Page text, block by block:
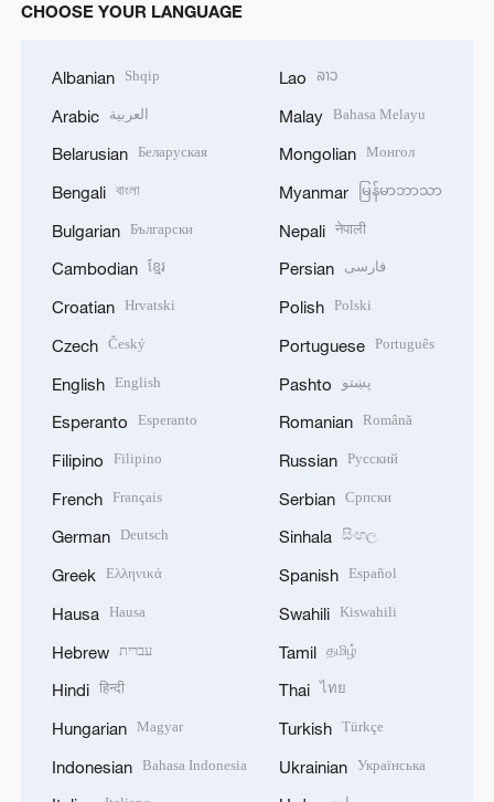
CHOOSE YOUR LANGUAGE
Albanian Shqip
Arabic العربية
Belarusian Беларуская
Bengali বাংলা
Bulgarian Български
Cambodian ខ្មែរ
Croatian Hrvatski
Czech Český
English English
Esperanto Esperanto
Filipino Filipino
French Français
German Deutsch
Greek Ελληνικά
Hausa Hausa
Hebrew עברית
Hindi हिन्दी
Hungarian Magyar
Indonesian Bahasa Indonesia
Lao ລາວ
Malay Bahasa Melayu
Mongolian Монгол
Myanmar မြန်မာဘာသာ
Nepali नेपाली
Persian فارسی
Polish Polski
Portuguese Português
Pashto پښتو
Romanian Română
Russian Русский
Serbian Српски
Sinhala සිංහල
Spanish Español
Swahili Kiswahili
Tamil தமிழ்
Thai ไทย
Turkish Türkçe
Ukrainian Українська